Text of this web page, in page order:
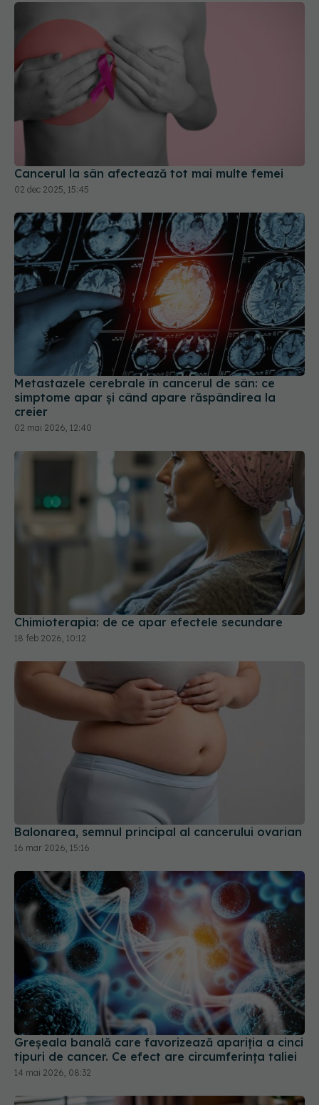
Cancerul la sân afectează tot mai multe femei
02 dec 2025, 15:45
Metastazele cerebrale în cancerul de sân: ce
simptome apar și când apare răspândirea la
creier
02 mai 2026, 12:40
Chimioterapia: de ce apar efectele secundare
18 feb 2026, 10:12
Balonarea, semnul principal al cancerului ovarian
16 mar 2026, 15:16
Greșeala banală care favorizează apariția a cinci
tipuri de cancer. Ce efect are circumferința taliei
14 mai 2026, 08:32